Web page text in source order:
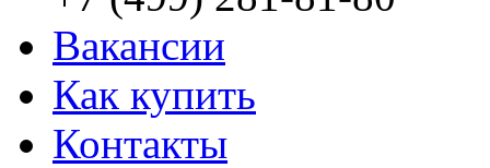
Вакансии
Как купить
Контакты